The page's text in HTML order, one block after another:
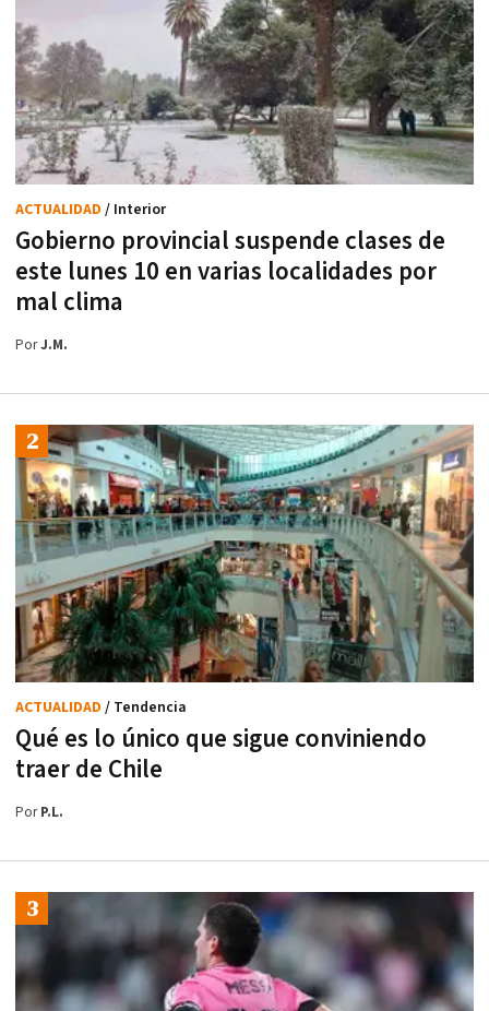
Gobierno provincial suspende clases de
este lunes 10 en varias localidades por
mal clima
ACTUALIDAD / Interior
PorJ.M.
Qué es lo único que sigue conviniendo
traer de Chile
ACTUALIDAD / Tendencia
PorP.L.